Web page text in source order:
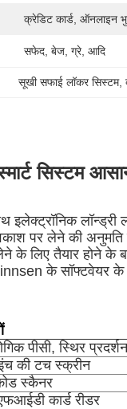
क्रेडिट कार्ड, ऑनलाइन
सफेद, बेज, ग्रे, आदि
सूखी सफाई लॉकर सिस्टम,
सिस्टम
इलेक्ट्रॉनिक
पर लेने की अनुमति
के लिए तैयार होने
के सॉफ्टवेयर
पीसी, स्थिर प्रदर्शन
की टच स्क्रीन
स्कैनर
कार्ड रीडर